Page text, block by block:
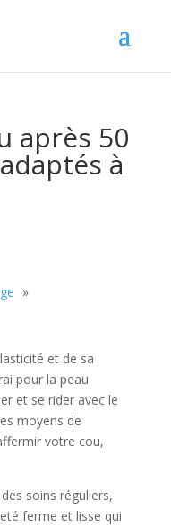
après 50
à
et de sa
pour la peau
et se rider avec le
moyens de
votre cou,
soins réguliers,
ferme et lisse qui